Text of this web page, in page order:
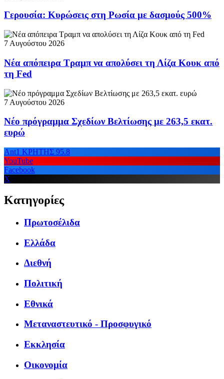
Γερουσία: Κυρώσεις στη Ρωσία με δασμούς 500%
7 Αυγούστου 2026
Νέα απόπειρα Τραμπ να απολύσει τη Λίζα Κουκ από
τη Fed
7 Αυγούστου 2026
Νέο πρόγραμμα Σχεδίων Βελτίωσης με 263,5 εκατ.
ευρώ
Ant1 ΚΡΗΤΗΣ 95.8
YouTube
Facebook
X
Κατηγορίες
Πρωτοσέλιδα
Ελλάδα
Διεθνή
Πολιτική
Εθνικά
Μεταναστευτικό - Προσφυγικό
Εκκλησία
Οικονομία